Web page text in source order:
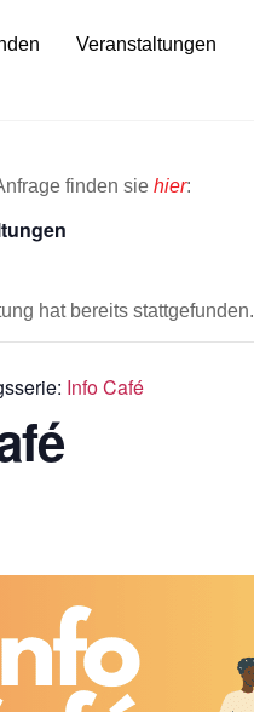
Veranstaltungen
finden sie hier:
hat bereits stattgefunden.
Info Café